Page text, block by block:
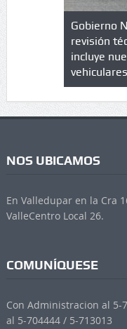
en
Gobierno
revisión
incluye
vehiculares
NOS UBICAMOS
En Valledupar en la Cra
ValleCentro Local 26.
COMUNÍQUESE
Con Administracion al 5-
al 5-704444 / 5-713013